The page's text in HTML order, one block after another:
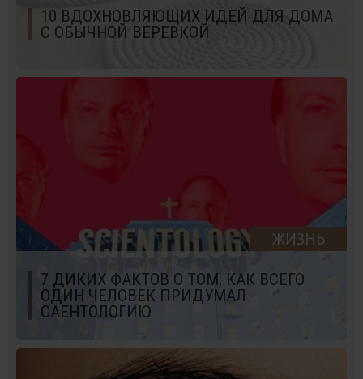
10 ВДОХНОВЛЯЮЩИХ ИДЕЙ ДЛЯ ДОМА
С ОБЫЧНОЙ ВЕРЕВКОЙ
ЖИЗНЬ
7 ДИКИХ ФАКТОВ О ТОМ, КАК ВСЕГО
ОДИН ЧЕЛОВЕК ПРИДУМАЛ
САЕНТОЛОГИЮ